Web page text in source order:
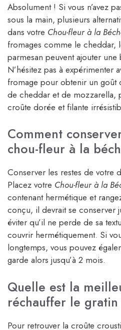
Absolument ! Si vous n’avez
sous la main, plusieurs
dans votre Chou-fleur à la
fromages comme le cheddar,
parmesan peuvent ajouter une
N’hésitez pas à expérimenter
fromage pour obtenir un goût
de cheddar et de mozzarella,
croûte dorée et filante
Comment
chou-fleur à la
Conserver les restes de votre
Placez votre Chou-fleur à la
contenant hermétique et
conçu, il devrait se conserver
éviter qu’il ne perde de sa
couvrir hermétiquement. Si
longtemps, vous pouvez
garde alors jusqu’à 2 mois.
Quelle est la
réchauffer le gratin
Pour retrouver la croûte